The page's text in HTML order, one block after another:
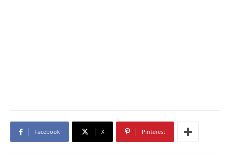
Facebook X Pinterest